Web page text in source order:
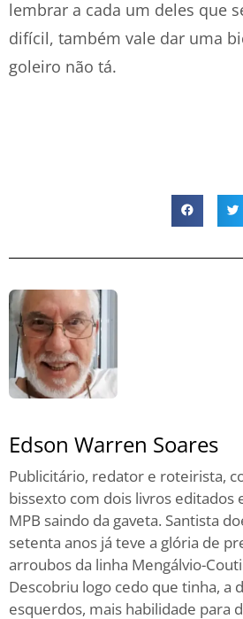
lembrar a cada um deles que
difícil, também vale dar uma
goleiro não tá.
Edson Warren Soares
Publicitário, redator e roteirista,
bissexto com dois livros editados
MPB saindo da gaveta. Santista
setenta anos já teve a glória de
arroubos da linha Mengálvio-
Descobriu logo cedo que tinha, a
esquerdos, mais habilidade para